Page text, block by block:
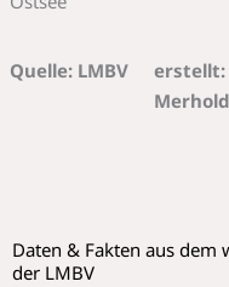
Quelle: LMBV
erstellt:
Merhold
Daten & Fakten aus dem
der LMBV